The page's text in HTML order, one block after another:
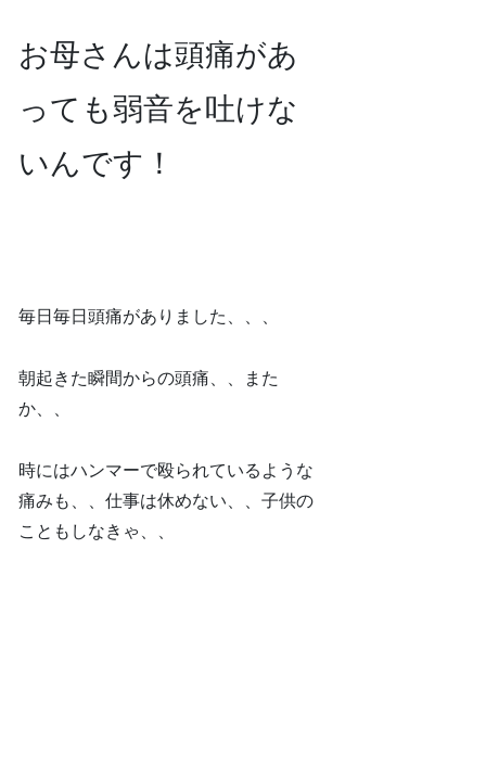
お母さんは頭痛があ
っても弱音を吐けな
いんです！
毎日毎日頭痛がありました、、、
朝起きた瞬間からの頭痛、、また
か、、
時にはハンマーで殴られているような
痛みも、、仕事は休めない、、子供の
こともしなきゃ、、